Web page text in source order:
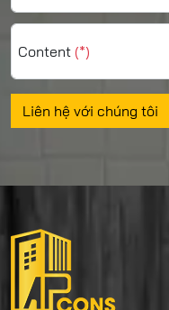
Content (*)
Liên hệ với chúng tôi